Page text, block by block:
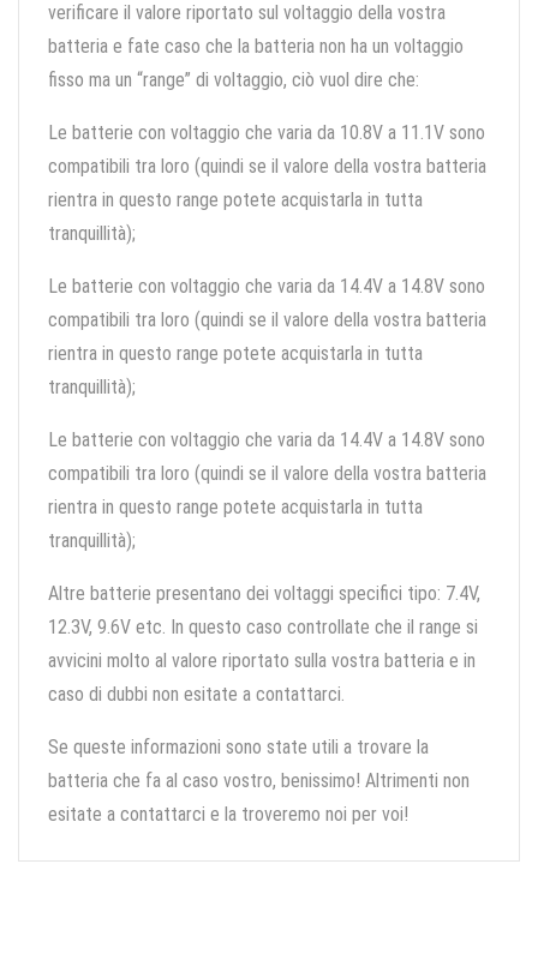
verificare il valore riportato sul voltaggio della vostra
batteria e fate caso che la batteria non ha un voltaggio
fisso ma un “range” di voltaggio, ciò vuol dire che:
Le batterie con voltaggio che varia da 10.8V a 11.1V sono
compatibili tra loro (quindi se il valore della vostra batteria
rientra in questo range potete acquistarla in tutta
tranquillità);
Le batterie con voltaggio che varia da 14.4V a 14.8V sono
compatibili tra loro (quindi se il valore della vostra batteria
rientra in questo range potete acquistarla in tutta
tranquillità);
Le batterie con voltaggio che varia da 14.4V a 14.8V sono
compatibili tra loro (quindi se il valore della vostra batteria
rientra in questo range potete acquistarla in tutta
tranquillità);
Altre batterie presentano dei voltaggi specifici tipo: 7.4V,
12.3V, 9.6V etc. In questo caso controllate che il range si
avvicini molto al valore riportato sulla vostra batteria e in
caso di dubbi non esitate a contattarci.
Se queste informazioni sono state utili a trovare la
batteria che fa al caso vostro, benissimo! Altrimenti non
esitate a contattarci e la troveremo noi per voi!